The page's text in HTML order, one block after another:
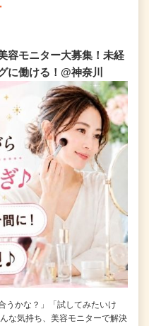
容モニター大募集！未経
に働ける！@神奈川
うかな？」「試してみたいけ
な気持ち、美容モニターで解決